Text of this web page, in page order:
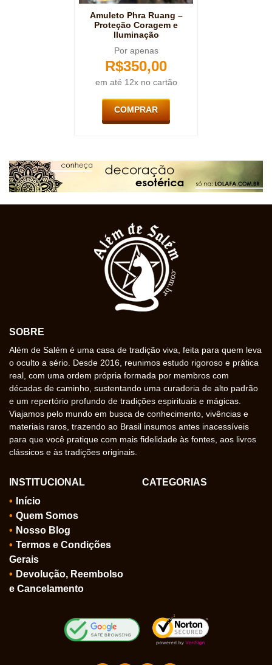
Amuleto Phra Ruang –
Proteção Coragem e
Iluminação
Por apenas
R$350,00
em até 12x no cartão
COMPRAR
SOBRE
Além de Salém é uma casa de tradição viva, feita para quem leva
o oculto a sério. Desde 2016, reunimos estudo rigoroso e prática
real, com uma ordem própria formada por membros com
décadas de caminho, sustentando uma curadoria de alto padrão
e um repertório profundo de tradições espirituais e mágicas.
Viajamos pelo mundo em busca de conhecimento, vivências e
materiais raros, trazendo ao Brasil insumos antes inacessíveis
para que você pratique com mais fidelidade às fontes, aos livros
clássicos e às tradições originais.
INSTITUCIONAL
Início
Quem Somos
Nosso Blog
Termos e Condições
Gerais
Devolução, Reembolso
e Cancelamento
CATEGORIAS